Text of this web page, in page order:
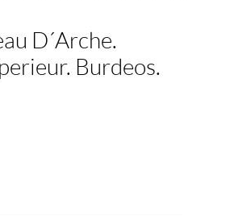
D´Arche.
Burdeos.